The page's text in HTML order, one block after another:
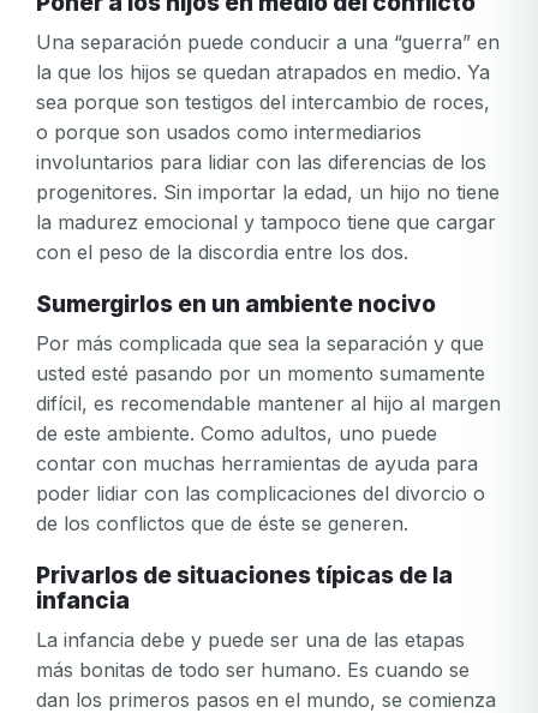
Una separación puede conducir a una “guerra” en
la que los hijos se quedan atrapados en medio. Ya
sea porque son testigos del intercambio de roces,
o porque son usados como intermediarios
involuntarios para lidiar con las diferencias de los
progenitores. Sin importar la edad, un hijo no tiene
la madurez emocional y tampoco tiene que cargar
con el peso de la discordia entre los dos.
Sumergirlos en un ambiente nocivo
Por más complicada que sea la separación y que
usted esté pasando por un momento sumamente
difícil, es recomendable mantener al hijo al margen
de este ambiente. Como adultos, uno puede
contar con muchas herramientas de ayuda para
poder lidiar con las complicaciones del divorcio o
de los conflictos que de éste se generen.
Privarlos de situaciones típicas de la
infancia
La infancia debe y puede ser una de las etapas
más bonitas de todo ser humano. Es cuando se
dan los primeros pasos en el mundo, se comienza
Tu correo electrónico
Contraseña
El
correo
electrónico
la
no
son
válidos
Iniciar sesión
¿Ha olvidado su contraseña?
O inicie sesión por
Facebook Google Apple
Tu correo electrónico
Contraseña
Confirmación de la contraseña
Crear mi cuenta
O regístrese por